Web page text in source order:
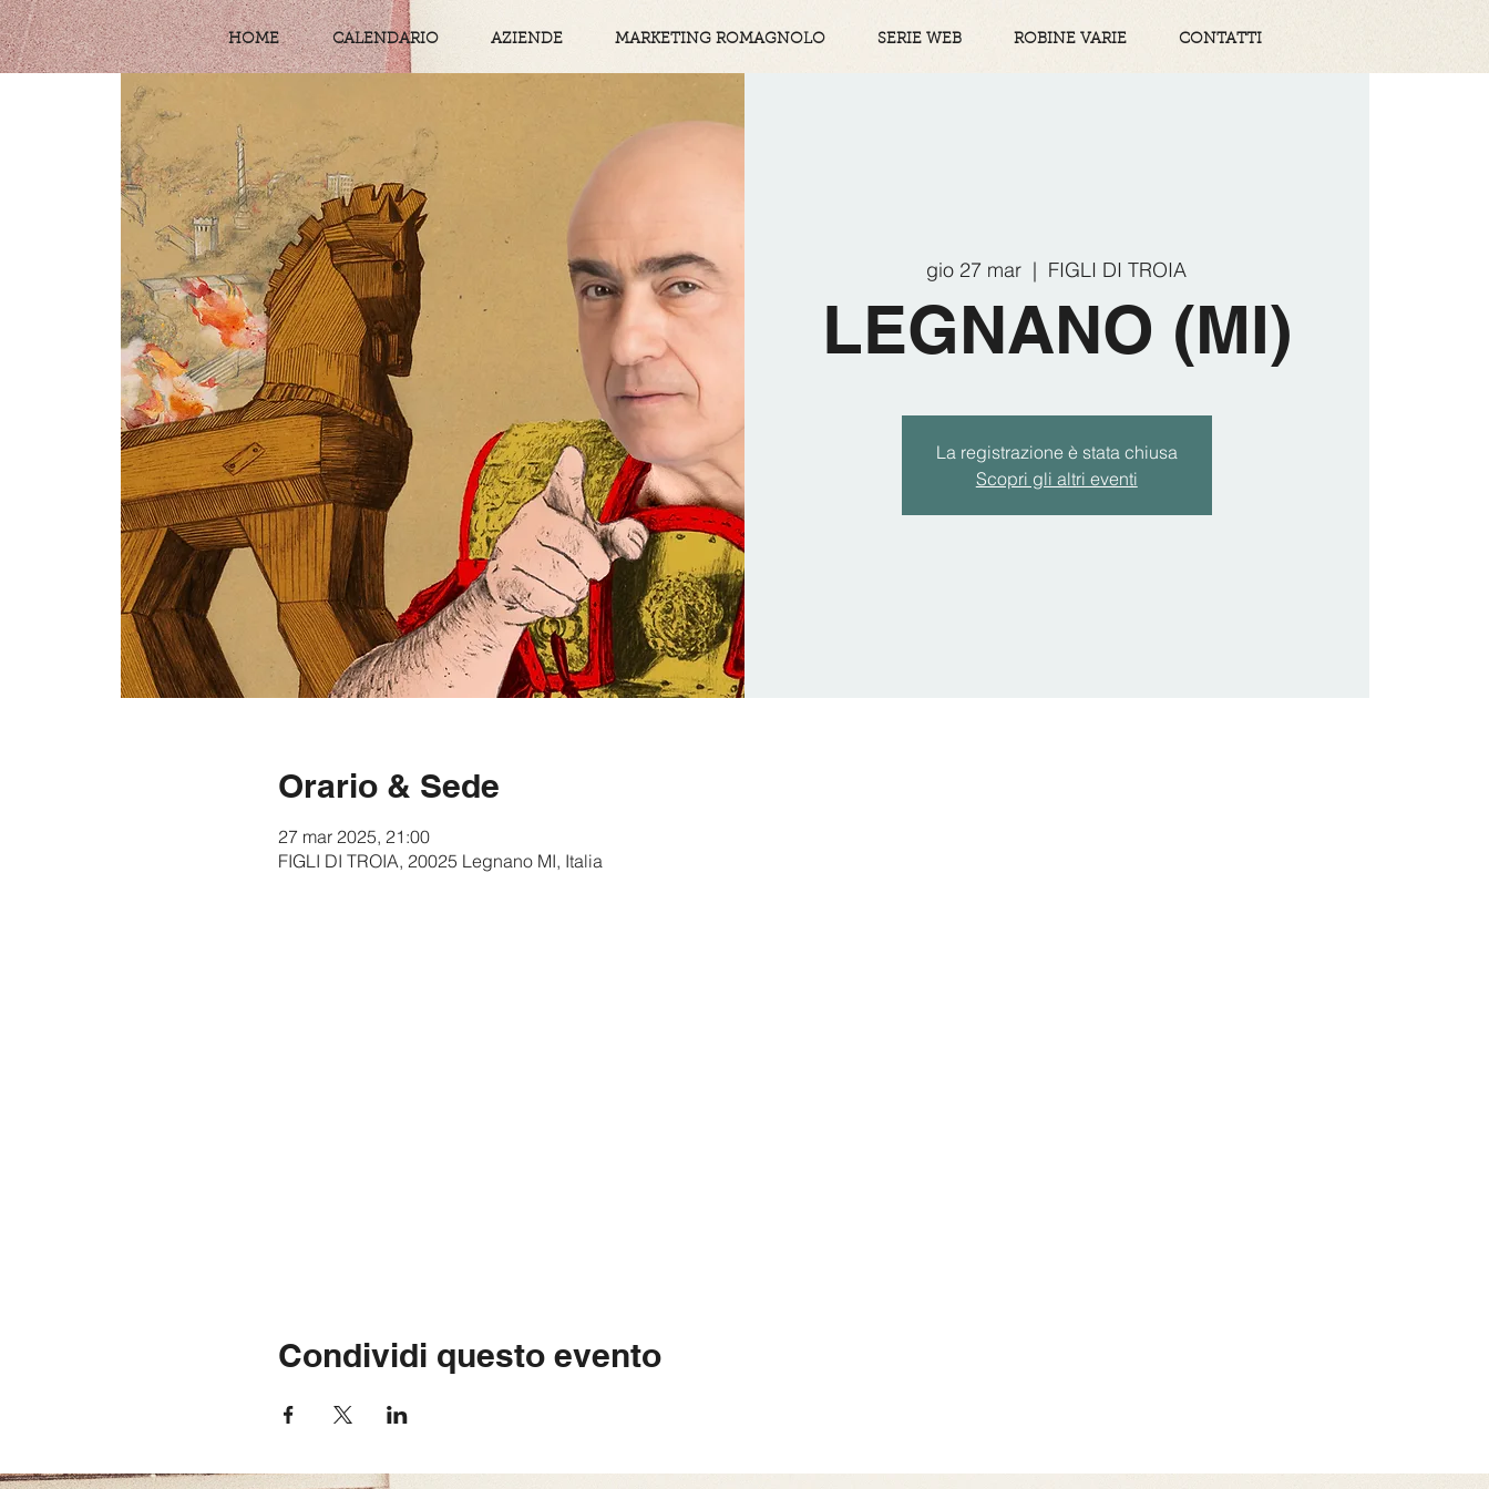
HOME CALENDARIO AZIENDE MARKETING ROMAGNOLO SERIE WEB ROBINE VARIE CONTATTI
gio 27 mar
  |
FIGLI DI TROIA
LEGNANO (MI)
La registrazione è stata chiusa
Scopri gli altri eventi
Orario & Sede
27 mar 2025, 21:00
FIGLI DI TROIA, 20025 Legnano MI, Italia
Condividi questo evento